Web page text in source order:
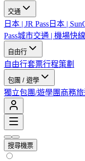
交通
日本 | JR Pass 日本 |
Pass城市交通 | 機場快線
自由行
自由行套票行程策劃
包團 / 遊學
獨立包團/遊學團 商務
搜尋機票